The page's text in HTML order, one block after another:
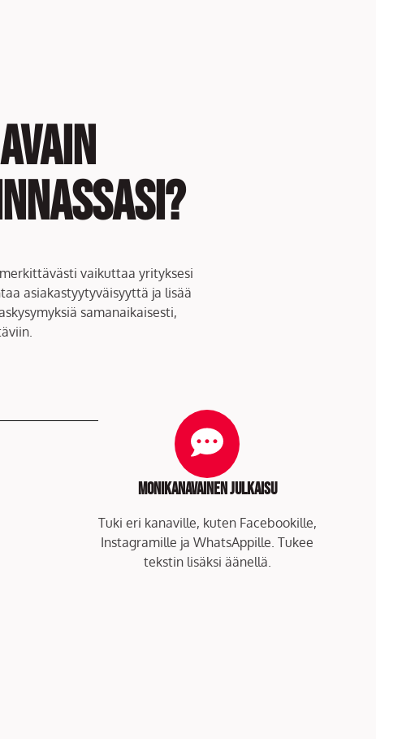
vaikuttaa yrityksesi
asiakastyytyväisyyttä ja lisää
samanaikaisesti,
Monikanavainen julkaisu
Tuki eri kanaville, kuten Facebookille,
Instagramille ja WhatsAppille. Tukee
tekstin lisäksi äänellä.